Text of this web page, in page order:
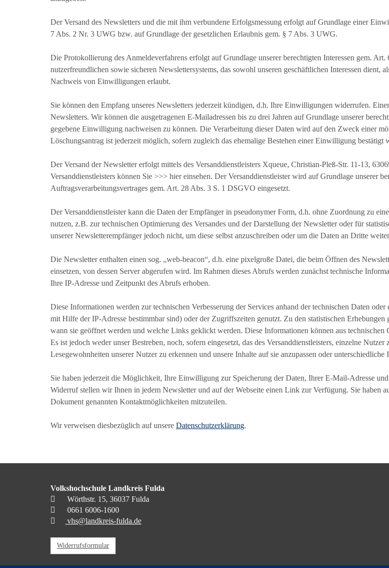
Der Versand des Newsletters und die mit ihm verbundene Erfolgsmessung erfolgt auf Grundlage einer
7 Abs. 2 Nr. 3 UWG bzw. auf Grundlage der gesetzlichen Erlaubnis gem. § 7 Abs. 3 UWG.
Die Protokollierung des Anmeldeverfahrens erfolgt auf Grundlage unserer berechtigten Interessen gem.
nutzerfreundlichen sowie sicheren Newslettersystems, das sowohl unseren geschäftlichen Interessen dient,
Nachweis von Einwilligungen erlaubt.
Sie können den Empfang unseres Newsletters jederzeit kündigen, d.h. Ihre Einwilligungen widerrufen.
Newsletters. Wir können die ausgetragenen E-Mailadressen bis zu drei Jahren auf Grundlage unserer
gegebene Einwilligung nachweisen zu können. Die Verarbeitung dieser Daten wird auf den Zweck einer
Löschungsantrag ist jederzeit möglich, sofern zugleich das ehemalige Bestehen einer Einwilligung bestätigt
Der Versand der Newsletter erfolgt mittels des Versanddienstleisters Xqueue, Christian-Pleß-Str. 11-13,
Versanddienstleisters können Sie >>> hier einsehen. Der Versanddienstleister wird auf Grundlage unserer
Auftragsverarbeitungsvertrages gem. Art. 28 Abs. 3 S. 1 DSGVO eingesetzt.
Der Versanddienstleister kann die Daten der Empfänger in pseudonymer Form, d.h. ohne Zuordnung zu
nutzen, z.B. zur technischen Optimierung des Versandes und der Darstellung der Newsletter oder für
unserer Newsletterempfänger jedoch nicht, um diese selbst anzuschreiben oder um die Daten an Dritte
Die Newsletter enthalten einen sog. „web-beacon“, d.h. eine pixelgroße Datei, die beim Öffnen des
einsetzen, von dessen Server abgerufen wird. Im Rahmen dieses Abrufs werden zunächst technische
Ihre IP-Adresse und Zeitpunkt des Abrufs erhoben.
Diese Informationen werden zur technischen Verbesserung der Services anhand der technischen Daten
mit Hilfe der IP-Adresse bestimmbar sind) oder der Zugriffszeiten genutzt. Zu den statistischen
wann sie geöffnet werden und welche Links geklickt werden. Diese Informationen können aus
Es ist jedoch weder unser Bestreben, noch, sofern eingesetzt, das des Versanddienstleisters, einzelne
Lesegewohnheiten unserer Nutzer zu erkennen und unsere Inhalte auf sie anzupassen oder
Sie haben jederzeit die Möglichkeit, Ihre Einwilligung zur Speicherung der Daten, Ihrer E-Mail-Adresse
Widerruf stellen wir Ihnen in jedem Newsletter und auf der Webseite einen Link zur Verfügung. Sie haben
Dokument genannten Kontaktmöglichkeiten mitzuteilen.
Wir verweisen diesbezüglich auf unsere Datenschutzerklärung.
Volkshochschule Landkreis Fulda
Wörthstr. 15, 36037 Fulda
0661 6006-1600
vhs@landkreis-fulda.de
Widerrufsformular